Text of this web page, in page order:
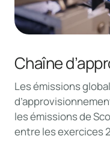
Chaîne
Les émissions
les émissions de
entre les exercices